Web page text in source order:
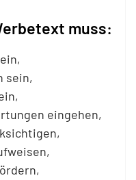
muss:
sein,
eingehen,